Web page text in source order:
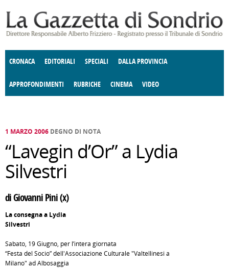
CRONACA EDITORIALI SPECIALI DALLA PROVINCIA
APPROFONDIMENTI
E SPETTACOLI POLITICA
RUBRICHE
DELLE IDEE FATTI DELLO SPIRITO
CINEMA VIDEO
1 MARZO 2006 DEGNO DI NOTA
“Lavegin d’Or” a Lydia
Silvestri
di Giovanni Pini (x)
La consegna a Lydia
Silvestri
Sabato, 19 Giugno, per l’intera giornata
“Festa del Socio” dell'Associazione Culturale "Valtellinesi a
Milano" ad Albosaggia